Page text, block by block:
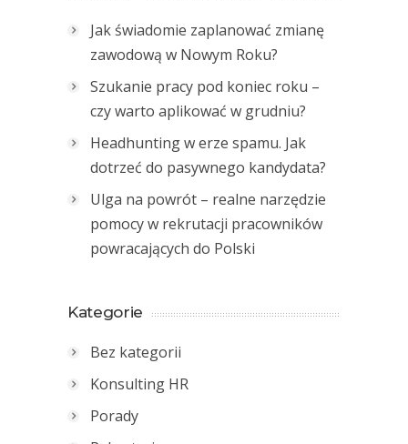
Jak świadomie zaplanować zmianę
zawodową w Nowym Roku?
Szukanie pracy pod koniec roku –
czy warto aplikować w grudniu?
Headhunting w erze spamu. Jak
dotrzeć do pasywnego kandydata?
Ulga na powrót – realne narzędzie
pomocy w rekrutacji pracowników
powracających do Polski
Kategorie
Bez kategorii
Konsulting HR
Porady